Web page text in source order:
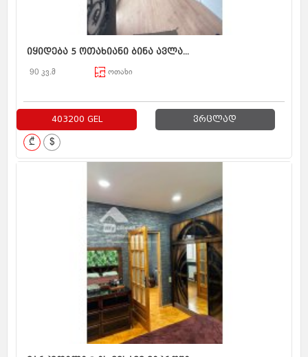
იყიდება 5 ოთახიანი ბინა ავლა...
90 კვ.მ ოთახი
403200 GEL ვრცლად
₾ $